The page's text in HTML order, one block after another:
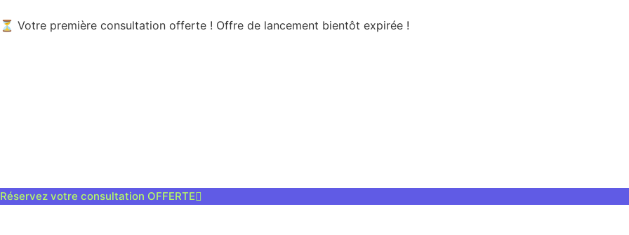
⏳ Votre première consultation offerte ! Offre de lancement bientôt expirée !
Réservez votre consultation OFFERTE